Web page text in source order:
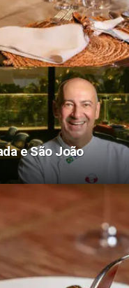
e São João